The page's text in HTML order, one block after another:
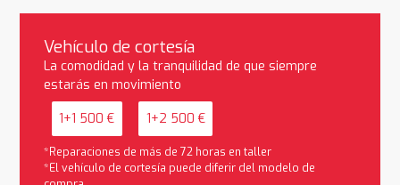
Vehículo de cortesía
La comodidad y la tranquilidad de que siempre
estarás en movimiento
1+1 500 € 1+2 500 €
*Reparaciones de más de 72 horas en taller
*El vehículo de cortesía puede diferir del modelo de